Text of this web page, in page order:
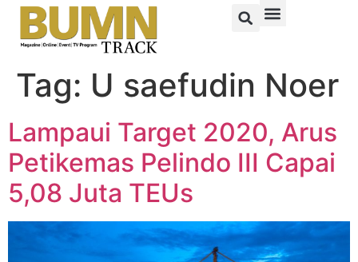
Tag: U saefudin Noer
Lampaui Target 2020, Arus
Petikemas Pelindo III Capai
5,08 Juta TEUs